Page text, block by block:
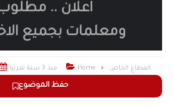
اعلان ..
ومعلمات بجميع
حفظ الموضوع
 منذ 3 سنة تقريبا  Home القطاع الخاص